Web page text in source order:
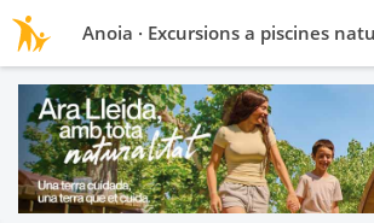
Anoia · Excursions a piscines